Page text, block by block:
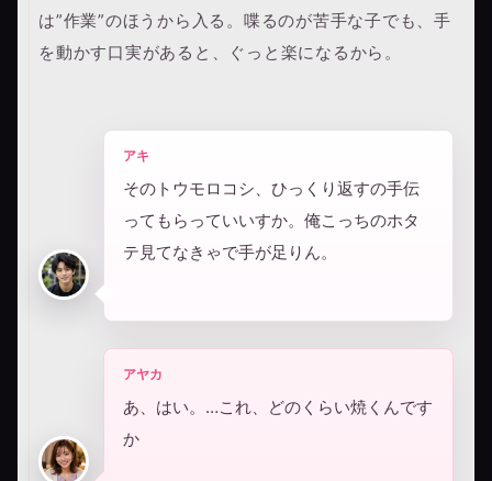
は”作業”のほうから入る。喋るのが苦手な子でも、手
を動かす口実があると、ぐっと楽になるから。
アキ
そのトウモロコシ、ひっくり返すの手伝
ってもらっていいすか。俺こっちのホタ
テ見てなきゃで手が足りん。
アヤカ
あ、はい。…これ、どのくらい焼くんです
か